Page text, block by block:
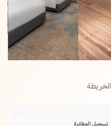
الخريطة
تسجيل المغادرة